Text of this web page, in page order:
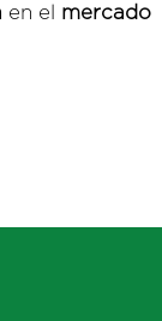
en el mercado